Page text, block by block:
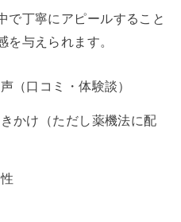
で丁寧にアピールすること
を与えられます。
（口コミ・体験談）
かけ（ただし薬機法に配